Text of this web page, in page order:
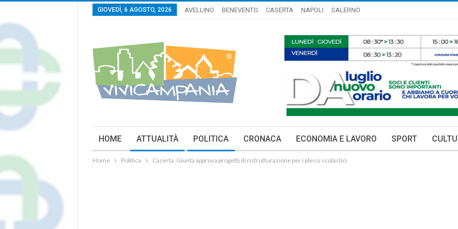
GIOVEDÌ, 6 AGOSTO, 2026 AVELLINO BENEVENTO CASERTA NAPOLI SALERNO
HOME ATTUALITÀ POLITICA CRONACA ECONOMIA E LAVORO SPORT
Home Politica Caserta, Giunta approva progetti di ristrutturazione per i plessi scolastici